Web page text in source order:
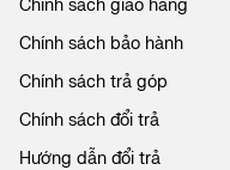
a
h
ú
g
t
Chính sách giao hàng
Chính sách bảo hành
Chính sách trả góp
Chính sách đổi trả
Hướng dẫn đổi trả